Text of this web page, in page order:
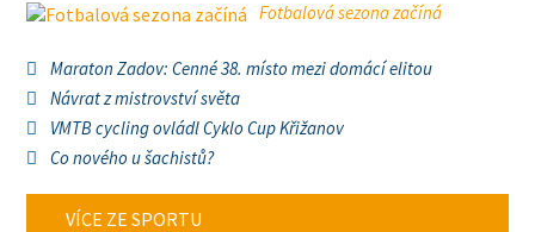
Fotbalová sezona začíná
Maraton Zadov: Cenné 38. místo mezi domácí elitou
Návrat z mistrovství světa
VMTB cycling ovládl Cyklo Cup Křižanov
Co nového u šachistů?
VÍCE ZE SPORTU